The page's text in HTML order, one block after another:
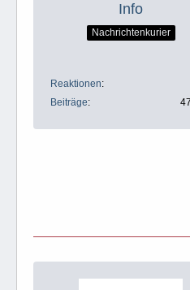
Info
Nachrichtenkurier
Reaktionen
Beiträge